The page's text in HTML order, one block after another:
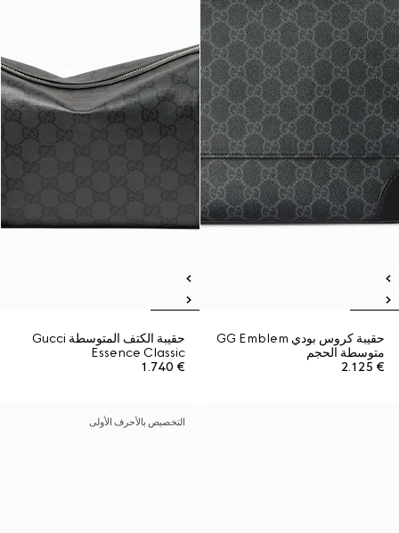
حقيبة كروس بودي GG Emblem
متوسطة الحجم
€ 2.125
حقيبة الكتف المتوسطة Gucci
Essence Classic
€ 1.740
التخصيص بالأحرف الأولى